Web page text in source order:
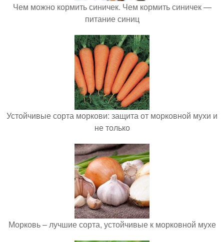
Чем можно кормить синичек. Чем кормить синичек —
питание синиц
Устойчивые сорта моркови: защита от морковной мухи и
не только
Морковь – лучшие сорта, устойчивые к морковной мухе